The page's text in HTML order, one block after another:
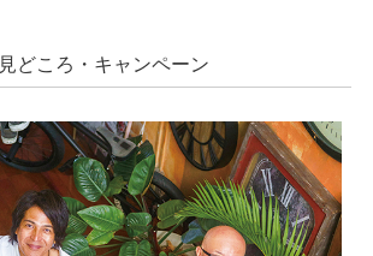
見どころ・キャンペーン